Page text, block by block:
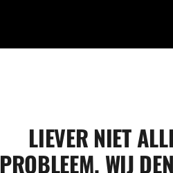
LIEVER NIET
PROBLEEM. WIJ